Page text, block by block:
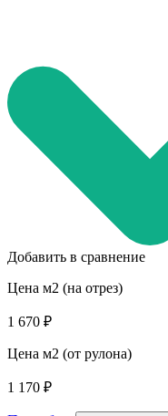
Добавить в сравнение
Цена м2 (на отрез)
1 670 ₽
Цена м2 (от рулона)
1 170 ₽